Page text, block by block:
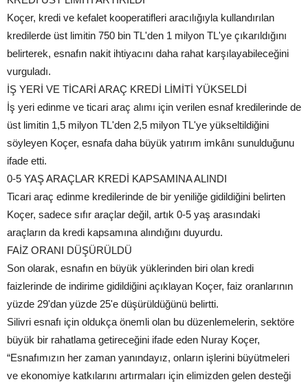
Koçer, kredi ve kefalet kooperatifleri aracılığıyla kullandırılan
kredilerde üst limitin 750 bin TL'den 1 milyon TL'ye çıkarıldığını
belirterek, esnafın nakit ihtiyacını daha rahat karşılayabileceğini
vurguladı.
İŞ YERİ VE TİCARİ ARAÇ KREDİ LİMİTİ YÜKSELDİ
İş yeri edinme ve ticari araç alımı için verilen esnaf kredilerinde de
üst limitin 1,5 milyon TL'den 2,5 milyon TL'ye yükseltildiğini
söyleyen Koçer, esnafa daha büyük yatırım imkânı sunulduğunu
ifade etti.
0-5 YAŞ ARAÇLAR KREDİ KAPSAMINA ALINDI
Ticari araç edinme kredilerinde de bir yeniliğe gidildiğini belirten
Koçer, sadece sıfır araçlar değil, artık 0-5 yaş arasındaki
araçların da kredi kapsamına alındığını duyurdu.
FAİZ ORANI DÜŞÜRÜLDÜ
Son olarak, esnafın en büyük yüklerinden biri olan kredi
faizlerinde de indirime gidildiğini açıklayan Koçer, faiz oranlarının
yüzde 29'dan yüzde 25'e düşürüldüğünü belirtti.
Silivri esnafı için oldukça önemli olan bu düzenlemelerin, sektöre
büyük bir rahatlama getireceğini ifade eden Nuray Koçer,
“Esnafımızın her zaman yanındayız, onların işlerini büyütmeleri
ve ekonomiye katkılarını artırmaları için elimizden gelen desteği